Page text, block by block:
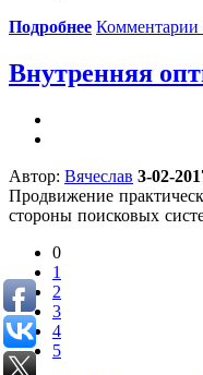
Подробнее Комментарии
Внутренняя
Автор: Вячеслав 3-02-
Продвижение
стороны поисковых
0
1
2
3
4
5